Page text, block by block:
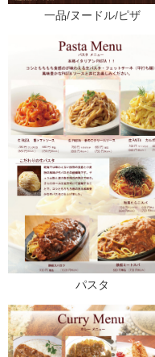
一品/ヌードル/ピザ
パスタ